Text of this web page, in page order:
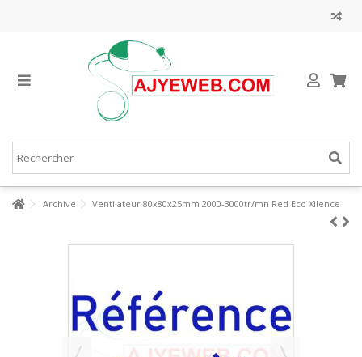
Archive Ventilateur 80x80x25mm 2000-3000tr/mn Red Eco Xilence